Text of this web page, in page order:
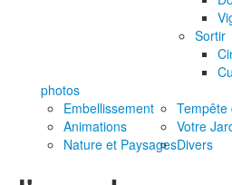
Sortir
photos
Embellissement
Animations
Nature et Paysages
Tempête
Votre
Divers